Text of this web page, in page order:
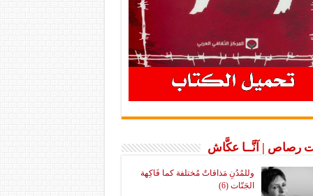
رصاص | آنَّــا عكَّاش
وللمُدُنِ مَذاقاتٌ مُختلفة كما فَاكِهة
الجَنّات (6)